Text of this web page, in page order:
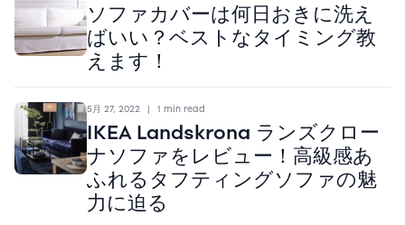
ソファカバーは何日おきに洗え
ばいい？ベストなタイミング教
えます！
5月 27, 2022 | 1 min read
IKEA Landskrona ランズクロー
ナソファをレビュー！高級感あ
ふれるタフティングソファの魅
力に迫る